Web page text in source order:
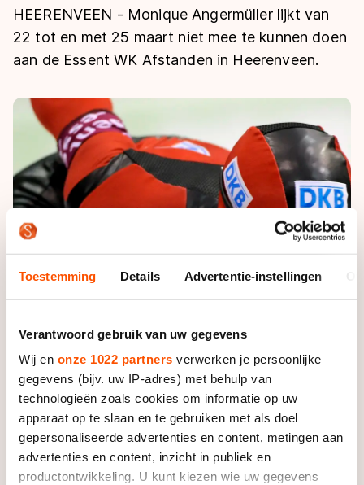
Toestemming Details Advertentie-instellingen
Verantwoord gebruik van uw gegevens
Wij en onze 1022 partners verwerken je persoonlijke
gegevens (bijv. uw IP-adres) met behulp van
technologieën zoals cookies om informatie op uw
apparaat op te slaan en te gebruiken met als doel
gepersonaliseerde advertenties en content, metingen aan
advertenties en content, inzicht in publiek en
productontwikkeling. U kunt kiezen wie uw gegevens
Langebaan
Shorttrack
Kunstschaatsen
Schoonrijden
Natuurijs
Uitslagen
Langebaan
Marathon
Inlineskaten
Kunstschaatsen
Tijden & historie
Ranglijsten Langebaan
Persoonlijke records & tijden
Historie & statistiek
De weg op
Inschrijven wedstrijden
Algemene Nederlandse Schaatstijd
Deze zomer de weg op
Schaatsfans
Evenementen
Tickets
Livestreams
Word schaatsfan!
Winacties
Olympische Spelen
Medaille overzicht
Medaillespiegel
Olympische uitslagen
Van Jong tot Goud verhalen
HEERENVEEN - Monique Angermüller lijkt van
22 tot en met 25 maart niet mee te kunnen doen
aan de Essent WK Afstanden in Heerenveen.